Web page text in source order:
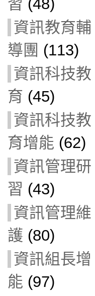
習 (48)
資訊教育輔
導團 (113)
資訊科技教
育 (45)
資訊科技教
育增能 (62)
資訊管理研
習 (43)
資訊管理維
護 (80)
資訊組長增
能 (97)